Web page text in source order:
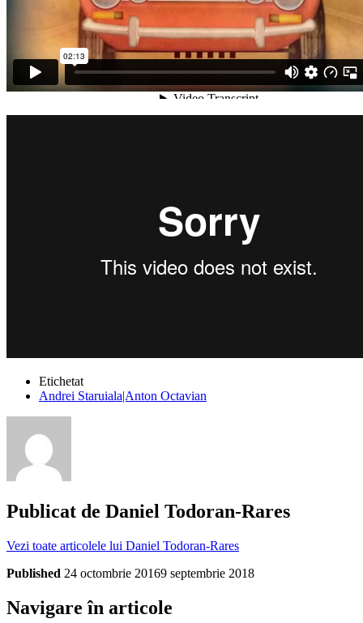
Etichetat
Andrei Staruiala|Anton Octavian
Publicat de Daniel Todoran-Rares
Vezi toate articolele lui Daniel Todoran-Rares
Published 24 octombrie 20169 septembrie 2018
Navigare în articole